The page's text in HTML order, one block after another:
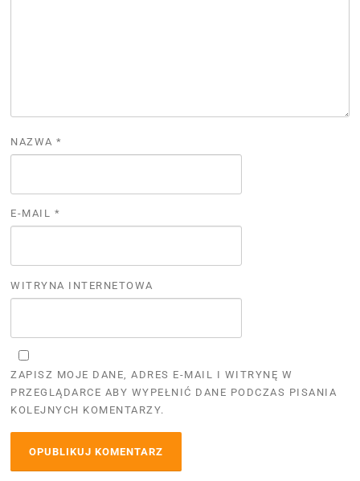
NAZWA*
E-MAIL *
WITRYNA INTERNETOWA
ZAPISZ MOJE DANE, ADRES E-MAIL I WITRYNĘ W
PRZEGLĄDARCE ABY WYPEŁNIĆ DANE PODCZAS PISANIA
KOLEJNYCH KOMENTARZY.